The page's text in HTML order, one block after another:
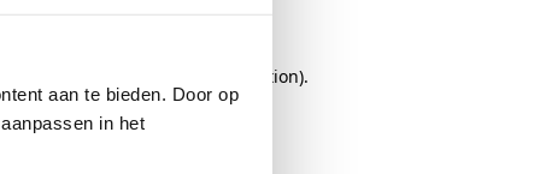
aan te bieden. Door op
in het
for more information).